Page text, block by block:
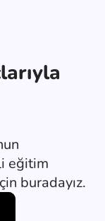
eğitim
buradayız.